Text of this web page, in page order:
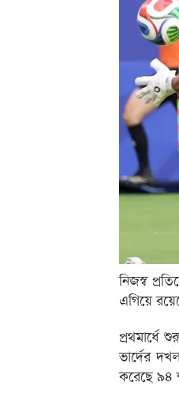
নিজস্ব
এগিয়ে
প্রথমার্ধে
ভার্দের
করেছে ৯৪